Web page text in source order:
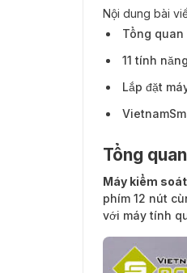
Nội dung bài
Tổng quan
11 tính
Lắp đặt
Tổng
Máy kiểm
phím 12 nút
với máy tính